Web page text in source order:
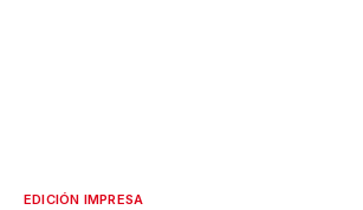
EDICIÓN IMPRESA